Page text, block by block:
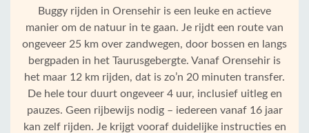
Buggy rijden in Orensehir is een leuke en actieve
manier om de natuur in te gaan. Je rijdt een route van
ongeveer 25 km over zandwegen, door bossen en langs
bergpaden in het Taurusgebergte. Vanaf Orensehir is
het maar 12 km rijden, dat is zo’n 20 minuten transfer.
De hele tour duurt ongeveer 4 uur, inclusief uitleg en
pauzes. Geen rijbewijs nodig – iedereen vanaf 16 jaar
kan zelf rijden. Je krijgt vooraf duidelijke instructies en